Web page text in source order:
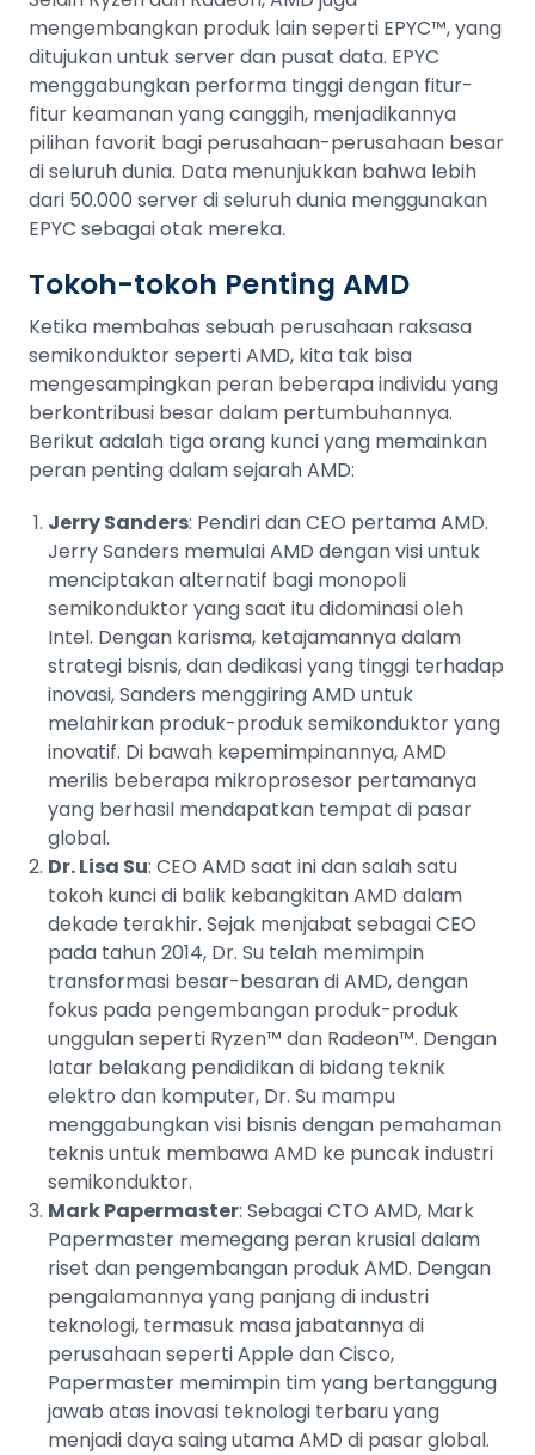
mengembangkan produk lain seperti EPYC™, yang
ditujukan untuk server dan pusat data. EPYC
menggabungkan performa tinggi dengan fitur-
fitur keamanan yang canggih, menjadikannya
pilihan favorit bagi perusahaan-perusahaan besar
di seluruh dunia. Data menunjukkan bahwa lebih
dari 50.000 server di seluruh dunia menggunakan
EPYC sebagai otak mereka.
Tokoh-tokoh Penting AMD
Ketika membahas sebuah perusahaan raksasa
semikonduktor seperti AMD, kita tak bisa
mengesampingkan peran beberapa individu yang
berkontribusi besar dalam pertumbuhannya.
Berikut adalah tiga orang kunci yang memainkan
peran penting dalam sejarah AMD:
Jerry Sanders: Pendiri dan CEO pertama AMD.
Jerry Sanders memulai AMD dengan visi untuk
menciptakan alternatif bagi monopoli
semikonduktor yang saat itu didominasi oleh
Intel. Dengan karisma, ketajamannya dalam
strategi bisnis, dan dedikasi yang tinggi terhadap
inovasi, Sanders menggiring AMD untuk
melahirkan produk-produk semikonduktor yang
inovatif. Di bawah kepemimpinannya, AMD
merilis beberapa mikroprosesor pertamanya
yang berhasil mendapatkan tempat di pasar
global.
Dr. Lisa Su: CEO AMD saat ini dan salah satu
tokoh kunci di balik kebangkitan AMD dalam
dekade terakhir. Sejak menjabat sebagai CEO
pada tahun 2014, Dr. Su telah memimpin
transformasi besar-besaran di AMD, dengan
fokus pada pengembangan produk-produk
unggulan seperti Ryzen™ dan Radeon™. Dengan
latar belakang pendidikan di bidang teknik
elektro dan komputer, Dr. Su mampu
menggabungkan visi bisnis dengan pemahaman
teknis untuk membawa AMD ke puncak industri
semikonduktor.
Mark Papermaster: Sebagai CTO AMD, Mark
Papermaster memegang peran krusial dalam
riset dan pengembangan produk AMD. Dengan
pengalamannya yang panjang di industri
teknologi, termasuk masa jabatannya di
perusahaan sepertiApple dan Cisco,
Papermaster memimpin tim yang bertanggung
jawab atas inovasi teknologi terbaru yang
menjadi daya saing utama AMD di pasar global.